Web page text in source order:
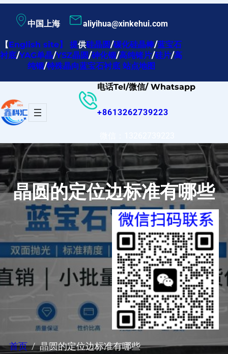
内
容
中国上海 aliyihua@xinkehui.com
【English site】提供硅晶圆/碳化硅晶棒/蓝宝石
衬底/YAG单晶/YSZ晶圆/砷化铟/高纯锗片/硅片/高
纯铟/特殊晶向蓝宝石衬底 站点地图
电话Tel/微信/ Whatsapp
+8613262739223
晶圆的定位边标准有哪些
首页 晶圆的定位边标准有哪些